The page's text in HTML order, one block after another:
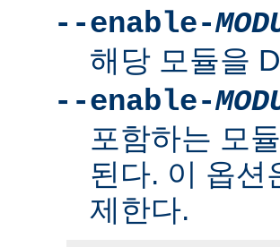
--enable-
해당 모듈을
--enable-
포함하는 모
된다. 이 옵션
제한다.